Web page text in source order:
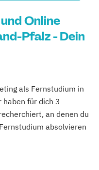
Online
Pfalz - Dein
als Fernstudium in
haben für dich 3
an denen du
absolvieren